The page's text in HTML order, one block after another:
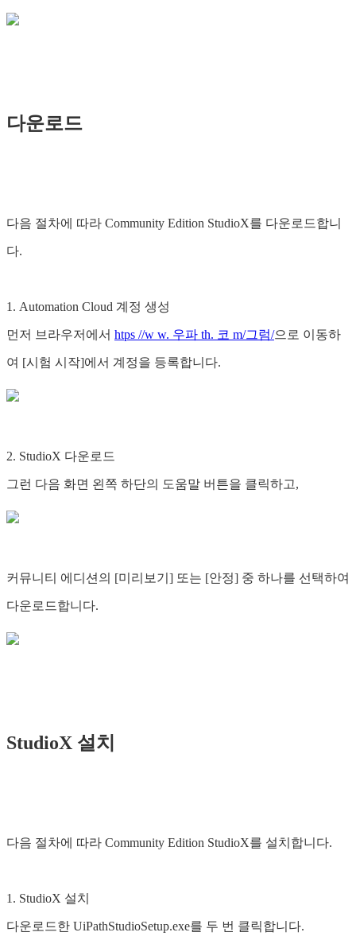
다운로드
다음 절차에 따라 Community Edition StudioX를 다운로드합니
다.
1. Automation Cloud 계정 생성
먼저 브라우저에서 htps //w w. 우파 th. 코 m/그럼/으로 이동하
여 [시험 시작]에서 계정을 등록합니다.
2. StudioX 다운로드
그런 다음 화면 왼쪽 하단의 도움말 버튼을 클릭하고,
커뮤니티 에디션의 [미리보기] 또는 [안정] 중 하나를 선택하여
다운로드합니다.
StudioX 설치
다음 절차에 따라 Community Edition StudioX를 설치합니다.
1. StudioX 설치
다운로드한 UiPathStudioSetup.exe를 두 번 클릭합니다.